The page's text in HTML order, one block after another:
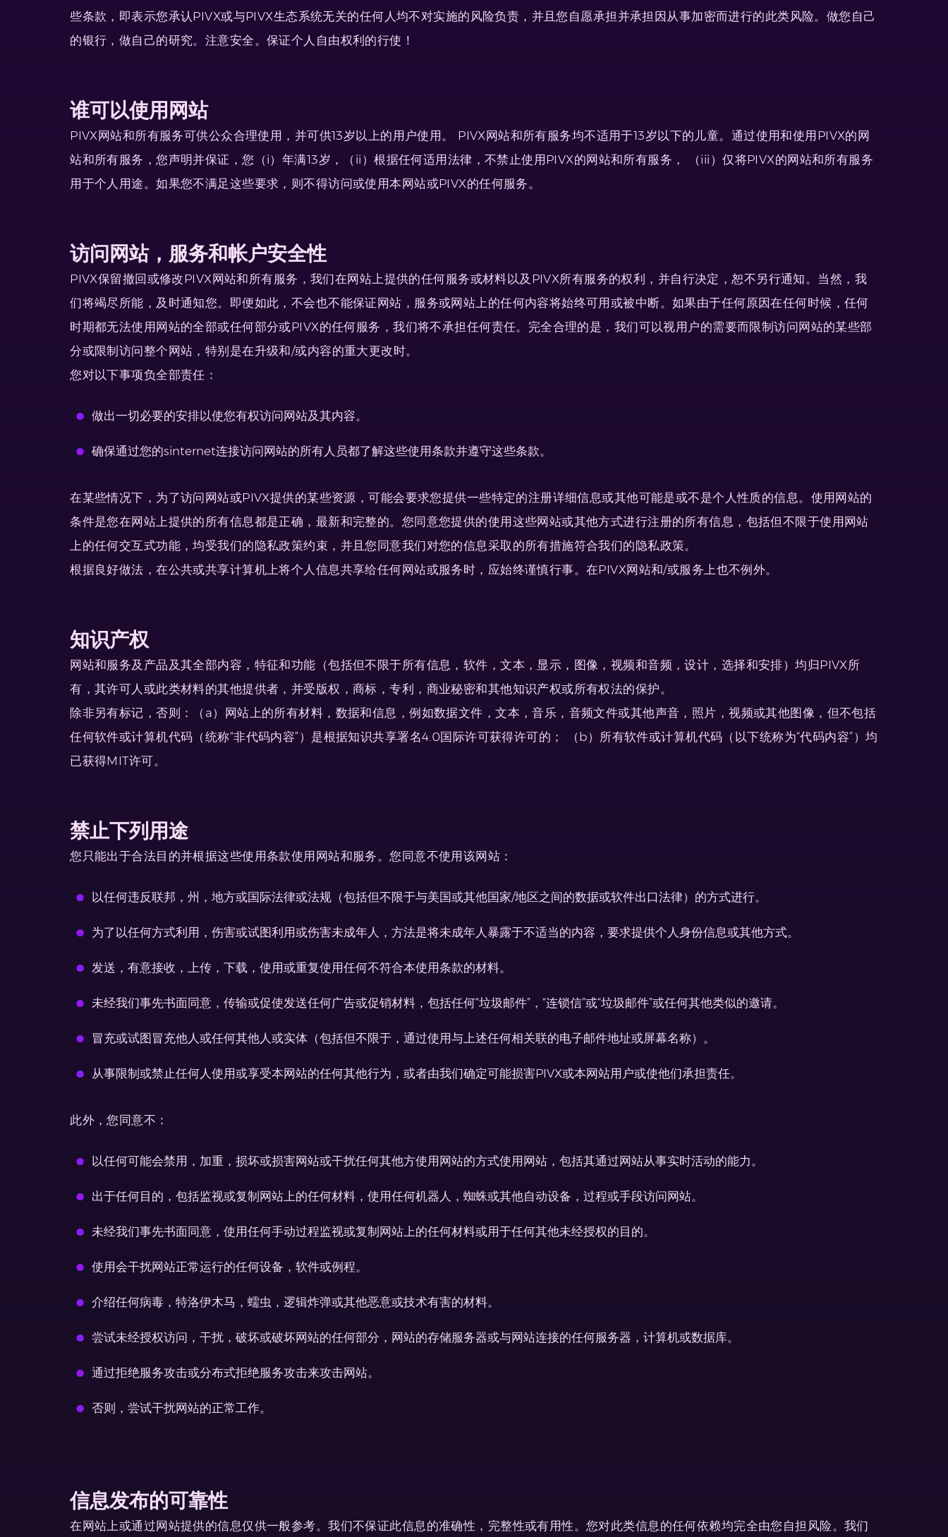
些条款，即表示您承认PIVX或与PIVX生态系统无关的任何人均不对实施的风险负责，并且您自愿承担并承担因从事加密而进行的此类风险。做您自己
的银行，做自己的研究。注意安全。保证个人自由权利的行使！
谁可以使用网站
PIVX网站和所有服务可供公众合理使用，并可供13岁以上的用户使用。 PIVX网站和所有服务均不适用于13岁以下的儿童。通过使用和使用PIVX的网
站和所有服务，您声明并保证，您（i）年满13岁，（ii）根据任何适用法律，不禁止使用PIVX的网站和所有服务， （iii）仅将PIVX的网站和所有服务
用于个人用途。如果您不满足这些要求，则不得访问或使用本网站或PIVX的任何服务。
访问网站，服务和帐户安全性
PIVX保留撤回或修改PIVX网站和所有服务，我们在网站上提供的任何服务或材料以及PIVX所有服务的权利，并自行决定，恕不另行通知。当然，我
们将竭尽所能，及时通知您。即便如此，不会也不能保证网站，服务或网站上的任何内容将始终可用或被中断。如果由于任何原因在任何时候，任何
时期都无法使用网站的全部或任何部分或PIVX的任何服务，我们将不承担任何责任。完全合理的是，我们可以视用户的需要而限制访问网站的某些部
分或限制访问整个网站，特别是在升级和/或内容的重大更改时。
您对以下事项负全部责任：
做出一切必要的安排以使您有权访问网站及其内容。
确保通过您的sinternet连接访问网站的所有人员都了解这些使用条款并遵守这些条款。
在某些情况下，为了访问网站或PIVX提供的某些资源，可能会要求您提供一些特定的注册详细信息或其他可能是或不是个人性质的信息。使用网站的
条件是您在网站上提供的所有信息都是正确，最新和完整的。您同意您提供的使用这些网站或其他方式进行注册的所有信息，包括但不限于使用网站
上的任何交互式功能，均受我们的隐私政策约束，并且您同意我们对您的信息采取的所有措施符合我们的隐私政策。
根据良好做法，在公共或共享计算机上将个人信息共享给任何网站或服务时，应始终谨慎行事。在PIVX网站和/或服务上也不例外。
知识产权
网站和服务及产品及其全部内容，特征和功能（包括但不限于所有信息，软件，文本，显示，图像，视频和音频，设计，选择和安排）均归PIVX所
有，其许可人或此类材料的其他提供者，并受版权，商标，专利，商业秘密和其他知识产权或所有权法的保护。
除非另有标记，否则：（a）网站上的所有材料，数据和信息，例如数据文件，文本，音乐，音频文件或其他声音，照片，视频或其他图像，但不包括
任何软件或计算机代码（统称“非代码内容”）是根据知识共享署名4.0国际许可获得许可的； （b）所有软件或计算机代码（以下统称为“代码内容”）均
已获得MIT许可。
禁止下列用途
您只能出于合法目的并根据这些使用条款使用网站和服务。您同意不使用该网站：
以任何违反联邦，州，地方或国际法律或法规（包括但不限于与美国或其他国家/地区之间的数据或软件出口法律）的方式进行。
为了以任何方式利用，伤害或试图利用或伤害未成年人，方法是将未成年人暴露于不适当的内容，要求提供个人身份信息或其他方式。
发送，有意接收，上传，下载，使用或重复使用任何不符合本使用条款的材料。
未经我们事先书面同意，传输或促使发送任何广告或促销材料，包括任何“垃圾邮件”，“连锁信”或“垃圾邮件”或任何其他类似的邀请。
冒充或试图冒充他人或任何其他人或实体（包括但不限于，通过使用与上述任何相关联的电子邮件地址或屏幕名称）。
从事限制或禁止任何人使用或享受本网站的任何其他行为，或者由我们确定可能损害PIVX或本网站用户或使他们承担责任。
此外，您同意不：
以任何可能会禁用，加重，损坏或损害网站或干扰任何其他方使用网站的方式使用网站，包括其通过网站从事实时活动的能力。
出于任何目的，包括监视或复制网站上的任何材料，使用任何机器人，蜘蛛或其他自动设备，过程或手段访问网站。
未经我们事先书面同意，使用任何手动过程监视或复制网站上的任何材料或用于任何其他未经授权的目的。
使用会干扰网站正常运行的任何设备，软件或例程。
介绍任何病毒，特洛伊木马，蠕虫，逻辑炸弹或其他恶意或技术有害的材料。
尝试未经授权访问，干扰，破坏或破坏网站的任何部分，网站的存储服务器或与网站连接的任何服务器，计算机或数据库。
通过拒绝服务攻击或分布式拒绝服务攻击来攻击网站。
否则，尝试干扰网站的正常工作。
信息发布的可靠性
在网站上或通过网站提供的信息仅供一般参考。我们不保证此信息的准确性，完整性或有用性。您对此类信息的任何依赖均完全由您自担风险。我们